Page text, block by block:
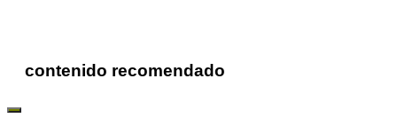
contenido recomendado